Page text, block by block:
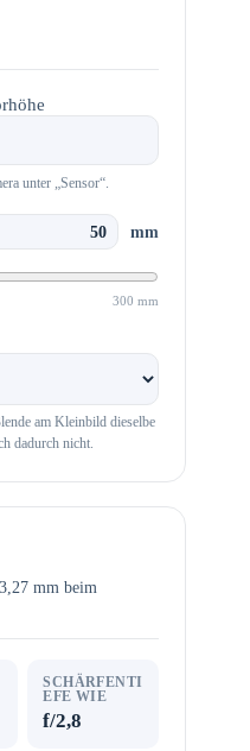
unter „Sensor“.
mm
300 mm
am Kleinbild dieselbe
dadurch nicht.
mm beim
SCHÄRFENTI
EFE WIE
f/2,8